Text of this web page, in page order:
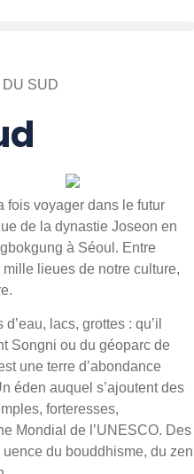
fois voyager dans le futur
de la dynastie Joseon en
à Séoul. Entre
lieues de notre culture,
lacs, grottes : qu’il
Songni ou du géoparc de
une terre d’abondance
éden auquel s’ajoutent des
forteresses,
Mondial de l’UNESCO. Des
du bouddhisme, du zen